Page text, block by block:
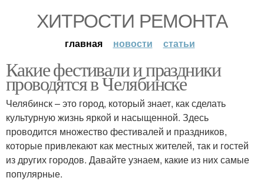
ХИТРОСТИ РЕМОНТА
главная новости статьи
Какие фестивали и праздники
проводятся в Челябинске
Челябинск – это город, который знает, как сделать
культурную жизнь яркой и насыщенной. Здесь
проводится множество фестивалей и праздников,
которые привлекают как местных жителей, так и гостей
из других городов. Давайте узнаем, какие из них самые
популярные.